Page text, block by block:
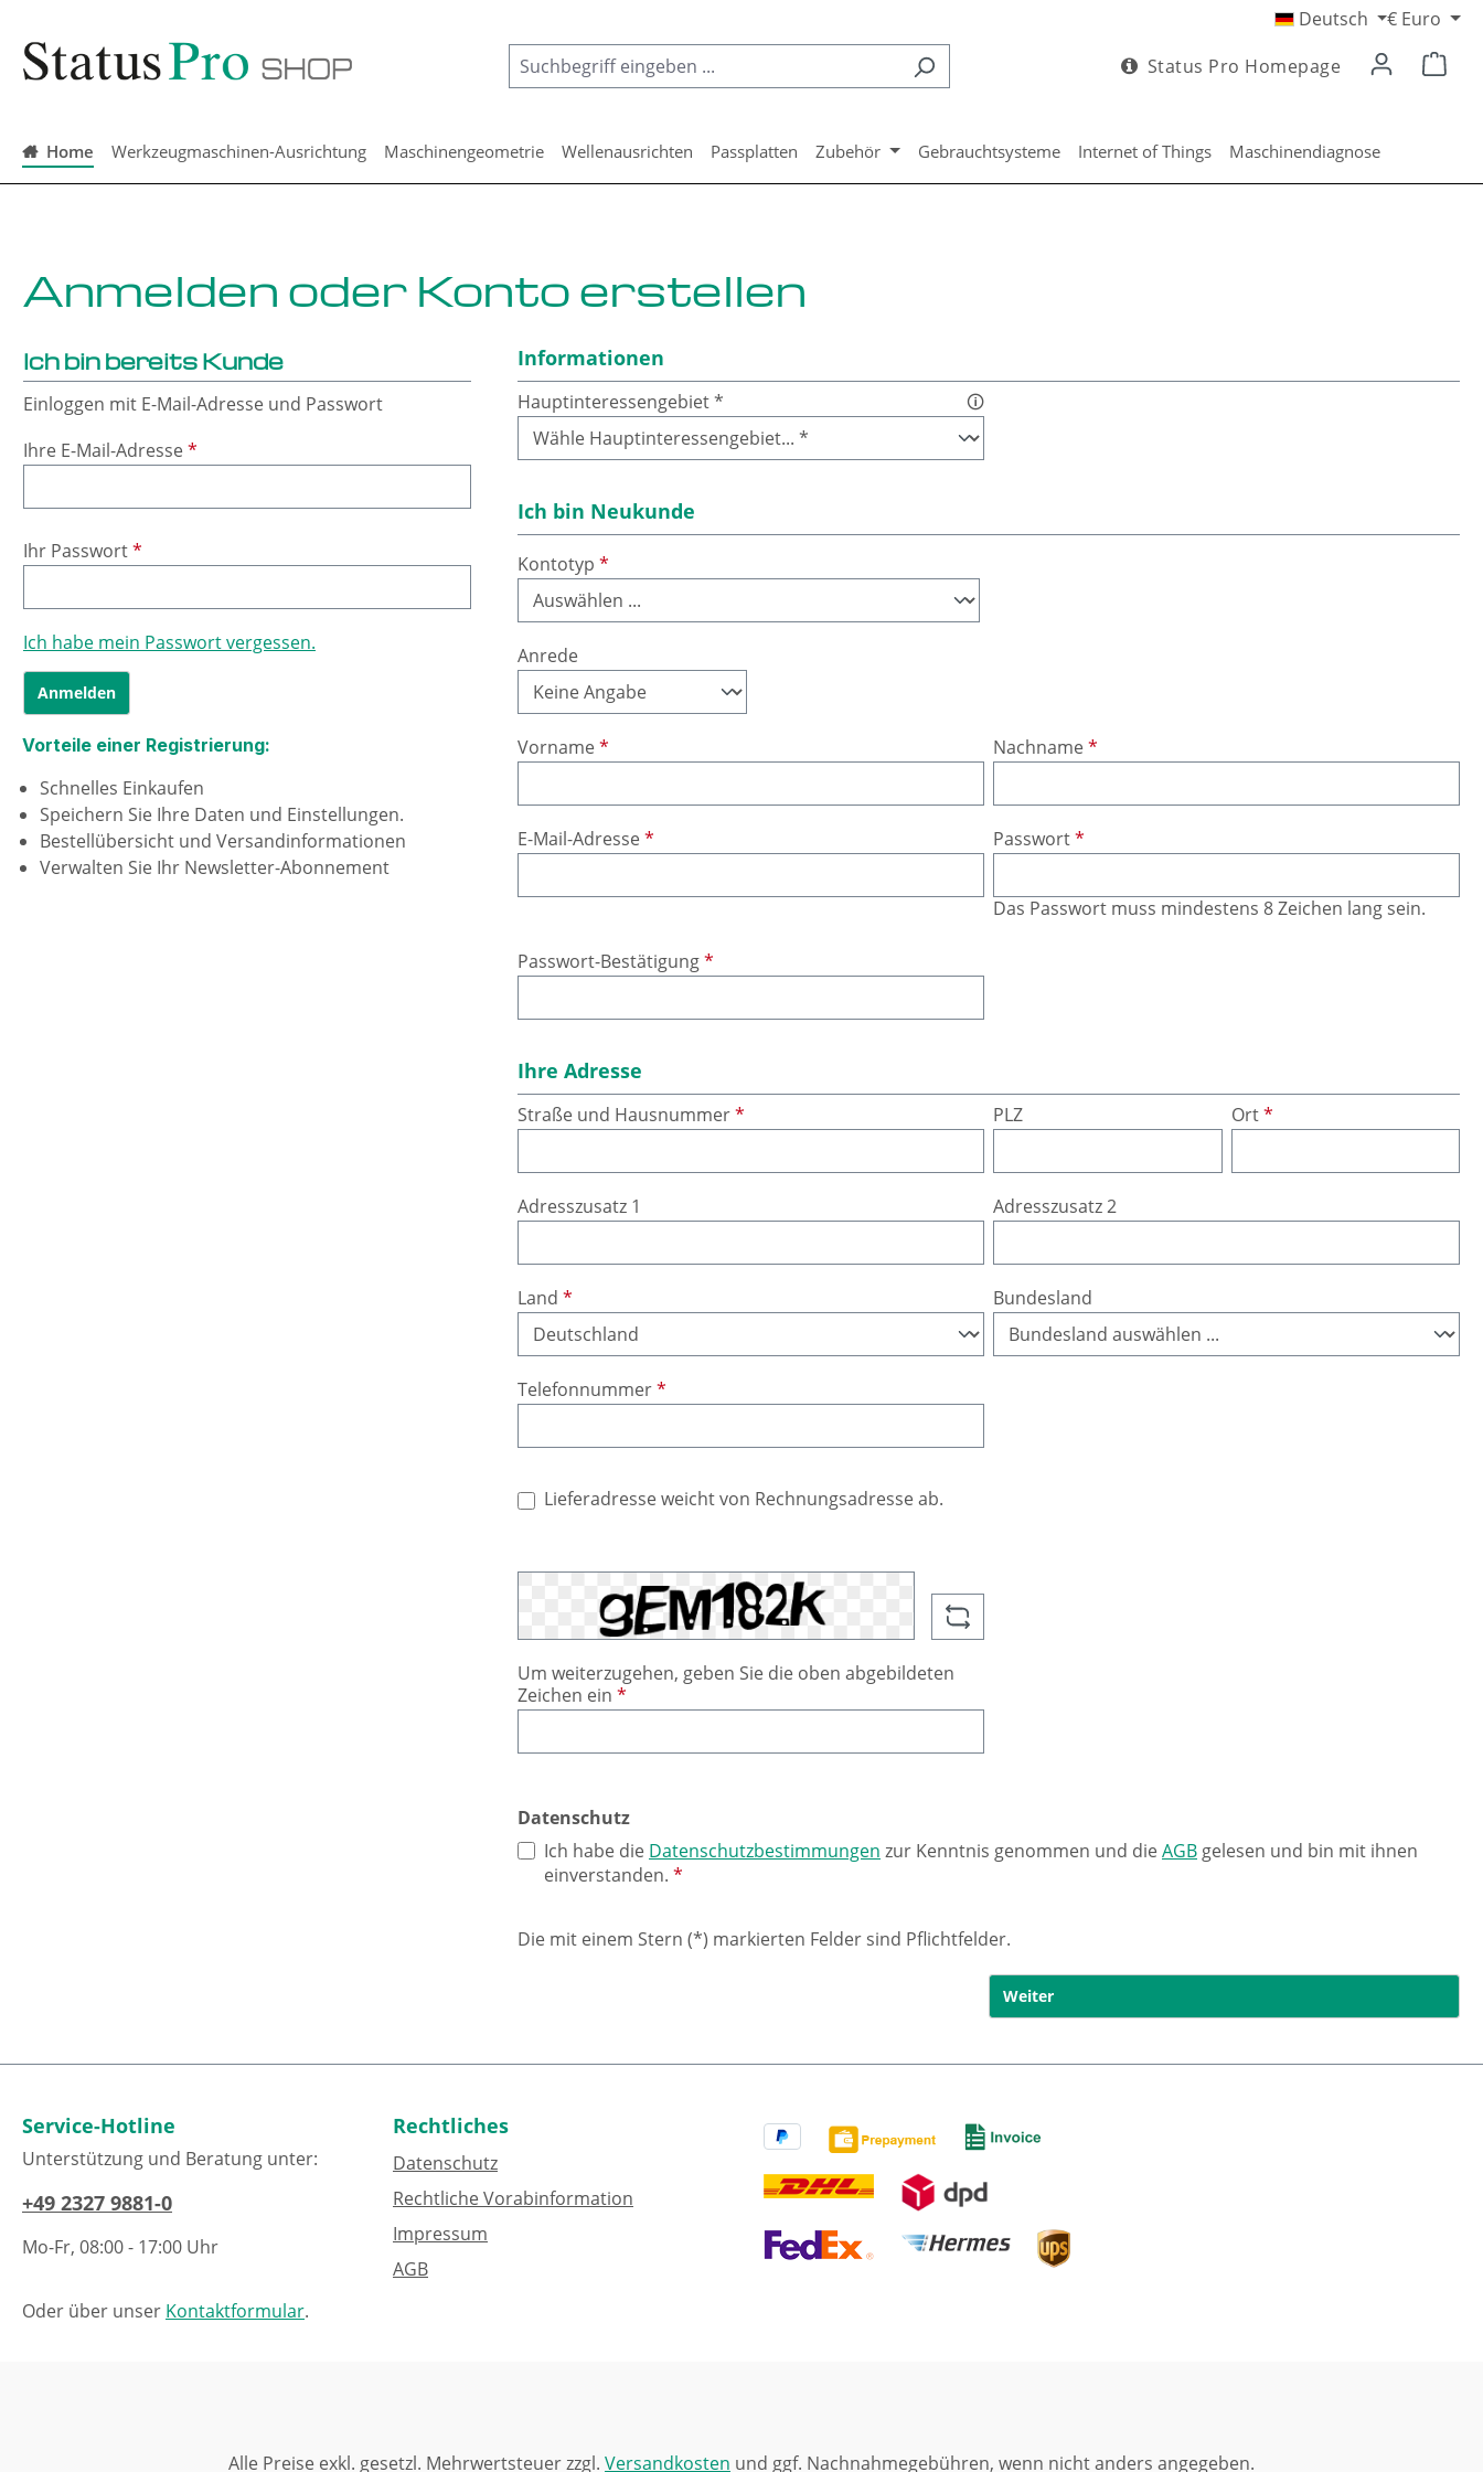
Deutsch € Euro
Status Pro Homepage
Home Werkzeugmaschinen-Ausrichtung Maschinengeometrie Wellenausrichten Passplatten Zubehör Gebrauchtsysteme Internet of Things Maschinendiagnose
Anmelden oder Konto erstellen
Ich bin bereits Kunde
Einloggen mit E-Mail-Adresse und Passwort
Ihre E-Mail-Adresse*
Ihr Passwort*
Ich habe mein Passwort vergessen.
Anmelden
Vorteile einer Registrierung:
Schnelles Einkaufen
Speichern Sie Ihre Daten und Einstellungen.
Bestellübersicht und Versandinformationen
Verwalten Sie Ihr Newsletter-Abonnement
Informationen
Hauptinteressengebiet * 🛈
Ich bin Neukunde
Kontotyp *
Anrede
Vorname* Nachname*
E-Mail-Adresse* Passwort*
Das Passwort muss mindestens 8 Zeichen lang sein.
Passwort-Bestätigung*
Ihre Adresse
Straße und Hausnummer* PLZ Ort*
Adresszusatz 1 Adresszusatz 2
Land * Bundesland
Telefonnummer*
Lieferadresse weicht von Rechnungsadresse ab.
Um weiterzugehen, geben Sie die oben abgebildeten
Zeichen ein *
Datenschutz
Ich habe die Datenschutzbestimmungen zur Kenntnis genommen und dieAGB gelesen und bin mit ihnen
einverstanden. *
Die mit einem Stern (*) markierten Felder sind Pflichtfelder.
Weiter
Service-Hotline
Unterstützung und Beratung unter:
+49 2327 9881-0
Mo-Fr, 08:00 - 17:00 Uhr
Oder über unser Kontaktformular.
Rechtliches
Datenschutz
Rechtliche Vorabinformation
Impressum
AGB
Alle Preise exkl. gesetzl. Mehrwertsteuer zzgl. Versandkosten und ggf. Nachnahmegebühren, wenn nicht anders angegeben.